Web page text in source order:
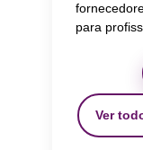
para
Ver